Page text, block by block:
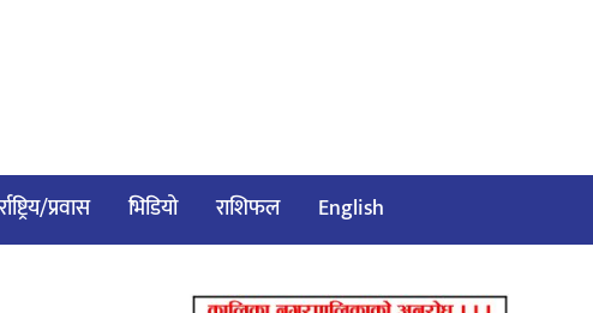
प्रवास भिडियो राशिफल English